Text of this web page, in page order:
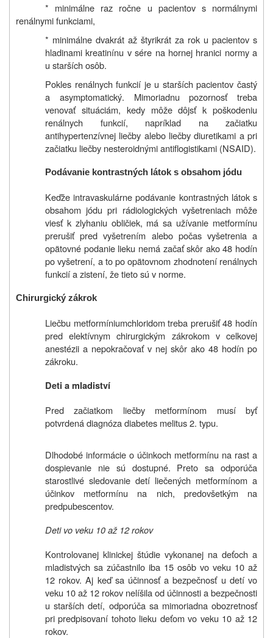
* minimálne raz ročne u pacientov s normálnymi
renálnymi funkciami,
* minimálne dvakrát až štyrikrát za rok u pacientov s
hladinami kreatinínu v sére na hornej hranici normy a
u starších osôb.
Pokles renálnych funkcií je u starších pacientov častý
a asymptomatický. Mimoriadnu pozornosť treba
venovať situáciám, kedy môže dôjsť k poškodeniu
renálnych funkcií, napríklad na začiatku
antihypertenzívnej liečby alebo liečby diuretikami a pri
začiatku liečby nesteroidnými antiflogistikami (NSAID).
Podávanie kontrastných látok s obsahom jódu
Keďže intravaskulárne podávanie kontrastných látok s
obsahom jódu pri rádiologických vyšetreniach môže
viesť k zlyhaniu obličiek, má sa užívanie metformínu
prerušiť pred vyšetrením alebo počas vyšetrenia a
opätovné podanie lieku nemá začať skôr ako 48 hodín
po vyšetrení, a to po opätovnom zhodnotení renálnych
funkcií a zistení, že tieto sú v norme.
Chirurgický zákrok
Liečbu metformíniumchloridom treba prerušiť 48 hodín
pred elektívnym chirurgickým zákrokom v celkovej
anestézii a nepokračovať v nej skôr ako 48 hodín po
zákroku.
Deti a mladiství
Pred začiatkom liečby metformínom musí byť
potvrdená diagnóza diabetes melitus 2. typu.
Dlhodobé informácie o účinkoch metformínu na rast a
dospievanie nie sú dostupné. Preto sa odporúča
starostlivé sledovanie detí liečených metformínom a
účinkov metformínu na nich, predovšetkým na
predpubescentov.
Deti vo veku 10 až 12 rokov
Kontrolovanej klinickej štúdie vykonanej na deťoch a
mladistvých sa zúčastnilo iba 15 osôb vo veku 10 až
12 rokov. Aj keď sa účinnosť a bezpečnosť u detí vo
veku 10 až 12 rokov nelíšila od účinnosti a bezpečnosti
u starších detí, odporúča sa mimoriadna obozretnosť
pri predpisovaní tohoto lieku deťom vo veku 10 až 12
rokov.